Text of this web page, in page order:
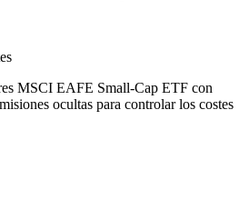
MSCI EAFE Small-Cap ETF con
ocultas para controlar los costes